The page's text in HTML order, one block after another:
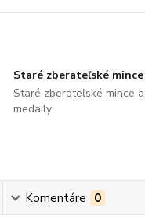
Staré zberateľské mince
Staré zberateľské mince a
medaily
Komentáre 0